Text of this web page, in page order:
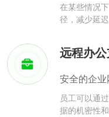
在某些情况
径，减少延
远程办
安全的企
员工可以通
据的机密性和